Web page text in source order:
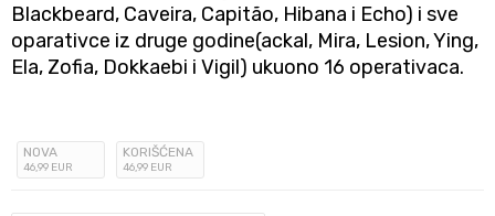
Blackbeard, Caveira, Capitão, Hibana i Echo) i sve
oparativce iz druge godine(ackal, Mira, Lesion, Ying,
Ela, Zofia, Dokkaebi i Vigil) ukuono 16 operativaca.
NOVA
46,99 EUR
KORIŠĆENA
46,99 EUR